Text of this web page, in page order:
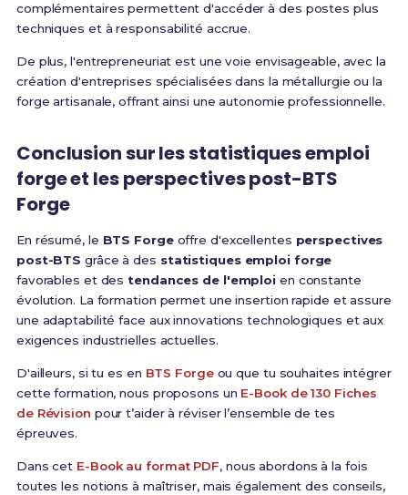
complémentaires permettent d'accéder à des postes plus
techniques et à responsabilité accrue.
De plus, l'entrepreneuriat est une voie envisageable, avec la
création d'entreprises spécialisées dans la métallurgie ou la
forge artisanale, offrant ainsi une autonomie professionnelle.
Conclusion sur les statistiques emploi
forge et les perspectives post-BTS
Forge
En résumé, le BTS Forgeoffre d'excellentes perspectives
post-BTS grâce à des statistiques emploi forge
favorables et destendances de l'emploi en constante
évolution. La formation permet une insertion rapide et assure
une adaptabilité face aux innovations technologiques et aux
exigences industrielles actuelles.
D'ailleurs, si tu es en BTS Forgeou que tu souhaites intégrer
cette formation, nous proposons un E-Book de 130 Fiches
de Révision pour t’aider à réviser l’ensemble de tes
épreuves.
Dans cet E-Book au format PDF, nous abordons à la fois
toutes les notions à maîtriser, mais également des conseils,